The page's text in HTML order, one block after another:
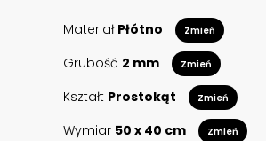
Materiał Płótno Zmień
Grubość 2 mm Zmień
Kształt Prostokąt Zmień
Wymiar 50 x 40 cm Zmień